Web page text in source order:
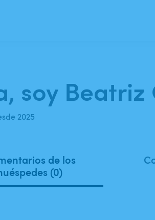
soy Beatriz
2025
de los
(0)